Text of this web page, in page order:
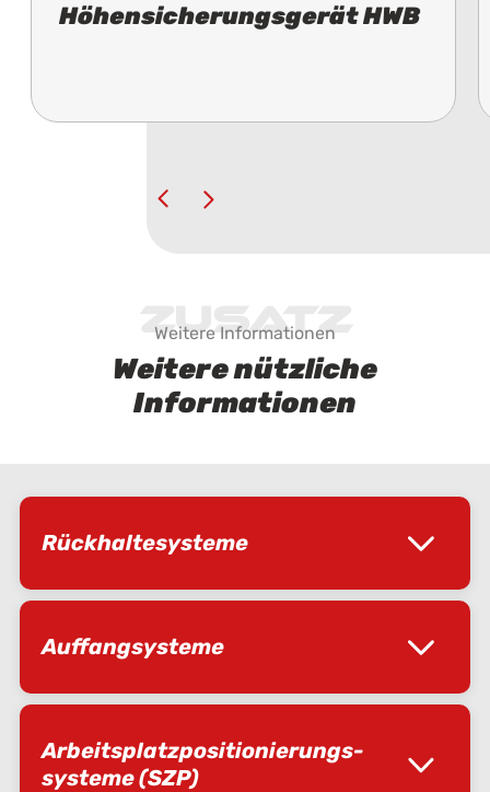
Höhensicherungsgerät HWB
Zusatz
Weitere Informationen
Weitere nützliche
Informationen
Rückhaltesysteme
Auffangsysteme
Arbeitsplatz­positionierungs­
systeme (SZP)